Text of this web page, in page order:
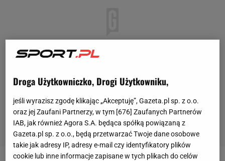
Droga Użytkowniczko, Drogi Użytkowniku,
jeśli wyrazisz zgodę klikając „Akceptuję”, Gazeta.pl sp. z o.o.
oraz jej Zaufani Partnerzy, w tym [676] Zaufanych Partnerów
IAB, jak również Agora S.A. będąca spółką powiązaną z
Gazeta.pl sp. z o.o., będą przetwarzać Twoje dane osobowe
takie jak adresy IP, adresy e-mail czy identyfikatory plików
cookie lub inne informacje zapisane w tych plikach do celów